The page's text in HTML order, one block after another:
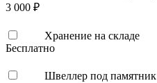
3 000 ₽
Хранение на складе
Бесплатно
Швеллер под памятник